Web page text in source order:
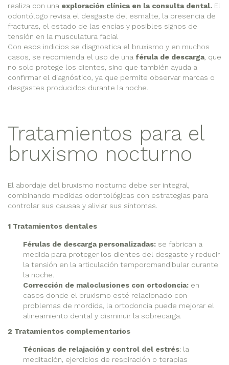
realiza con una exploración clínica en la consulta dental. El
odontólogo revisa el desgaste del esmalte, la presencia de
fracturas, el estado de las encías y posibles signos de
tensión en la musculatura facial
Con esos indicios se diagnostica el bruxismo y en muchos
casos, se recomienda el uso de una férula de descarga, que
no solo protege los dientes, sino que también ayuda a
confirmar el diagnóstico, ya que permite observar marcas o
desgastes producidos durante la noche.
Tratamientos para el
bruxismo nocturno
El abordaje del bruxismo nocturno debe ser integral,
combinando medidas odontológicas con estrategias para
controlar sus causas y aliviar sus síntomas.
1 Tratamientos dentales
Férulas de descarga personalizadas: se fabrican a
medida para proteger los dientes del desgaste y reducir
la tensión en la articulación temporomandibular durante
la noche.
Corrección de maloclusiones con ortodoncia: en
casos donde el bruxismo esté relacionado con
problemas de mordida, la ortodoncia puede mejorar el
alineamiento dental y disminuir la sobrecarga.
2 Tratamientos complementarios
Técnicas de relajación y control del estrés: la
meditación, ejercicios de respiración o terapias